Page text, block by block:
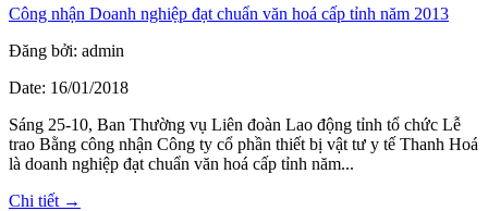
Công nhận Doanh nghiệp đạt chuẩn văn hoá cấp tỉnh năm 2013
Đăng bởi: admin
Date: 16/01/2018
Sáng 25-10, Ban Thường vụ Liên đoàn Lao động tỉnh tổ chức Lễ
trao Bằng công nhận Công ty cổ phần thiết bị vật tư y tế Thanh Hoá
là doanh nghiệp đạt chuẩn văn hoá cấp tỉnh năm...
Chi tiết →